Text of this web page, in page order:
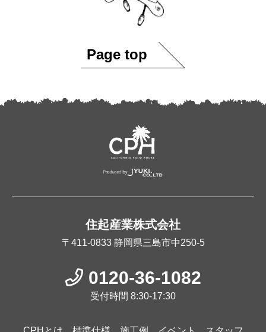
Page top
住起産業株式会社
〒411-0833 静岡県三島市中250-5
0120-36-1082
受付時間 8:30-17:30